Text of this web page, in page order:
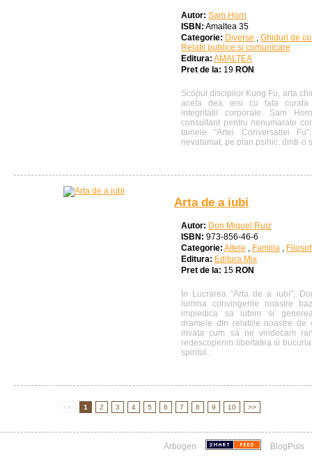
Autor: Sam Horn
ISBN: Amaltea 35
Categorie: Diverse , Ghiduri de
Relatii publice si comunicare
Editura: AMALTEA
Pret de la: 19 RON
Scopul discipilor Kung Fu, arta
acela dea iesi cu fata curata
integritatii corporale. Sam
consultant pentru nenumarate
tainele "Artei Conversatiei
nevatamat, pe plan psihic, dintr-o
Arta de a iubi
Autor: Don Miguel Ruiz
ISBN: 973-856-46-6
Categorie: Altele , Familia ,
Editura: Editura Mix
Pret de la: 15 RON
In Lucrarea "Arta de a iubi",
lumina convingerile noastre
impiedica sa iubim si
dramele din relatiile noastre de
invata cum sa ne vindecam
redescoperim libertatea si
spiritul...
<< 1 2 3 4 5 6 7 8 9 10 >>
Arbogen BlogPuls